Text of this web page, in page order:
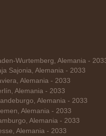
Wurtemberg, Alemania -
Sajonia, Alemania - 2033
Alemania - 2033
Alemania - 2033
Alemania - 2033
Alemania - 2033
Alemania - 2033
Alemania - 2033